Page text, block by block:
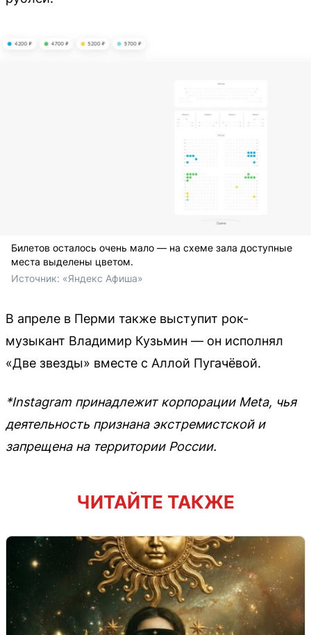
Билетов осталось очень мало — на схеме зала доступные
места выделены цветом.
Источник: «Яндекс Афиша»
В апреле в Перми также выступит рок-
музыкант Владимир Кузьмин — он исполнял
«Две звезды» вместе с Аллой Пугачёвой.
*Instagram принадлежит корпорации Meta, чья
деятельность признана экстремистской и
запрещена на территории России.
ЧИТАЙТЕ ТАКЖЕ